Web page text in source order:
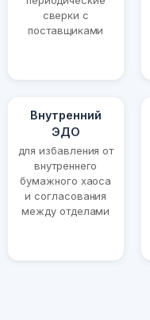
сверки с
поставщиками
Внутренний
ЭДО
для избавления от
внутреннего
бумажного хаоса
и согласования
между отделами